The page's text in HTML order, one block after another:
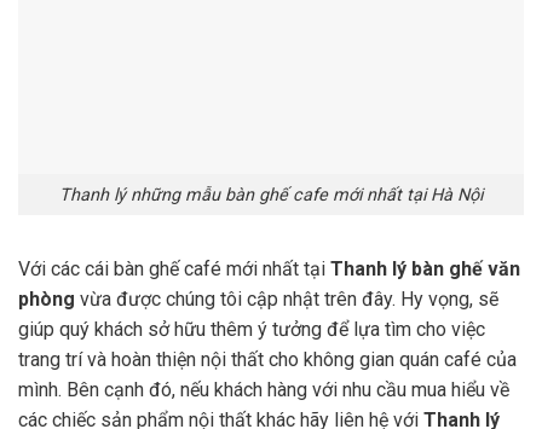
Thanh lý những mẫu bàn ghế cafe mới nhất tại Hà Nội
Với các cái bàn ghế café mới nhất tại Thanh lý bàn ghế văn
phòng vừa được chúng tôi cập nhật trên đây. Hy vọng, sẽ
giúp quý khách sở hữu thêm ý tưởng để lựa tìm cho việc
trang trí và hoàn thiện nội thất cho không gian quán café của
mình. Bên cạnh đó, nếu khách hàng với nhu cầu mua hiểu về
các chiếc sản phẩm nội thất khác hãy liên hệ với Thanh lý